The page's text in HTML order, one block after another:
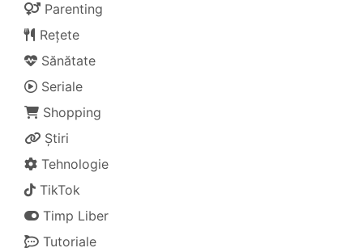
Parenting
Rețete
Sănătate
Seriale
Shopping
Știri
Tehnologie
TikTok
Timp Liber
Tutoriale